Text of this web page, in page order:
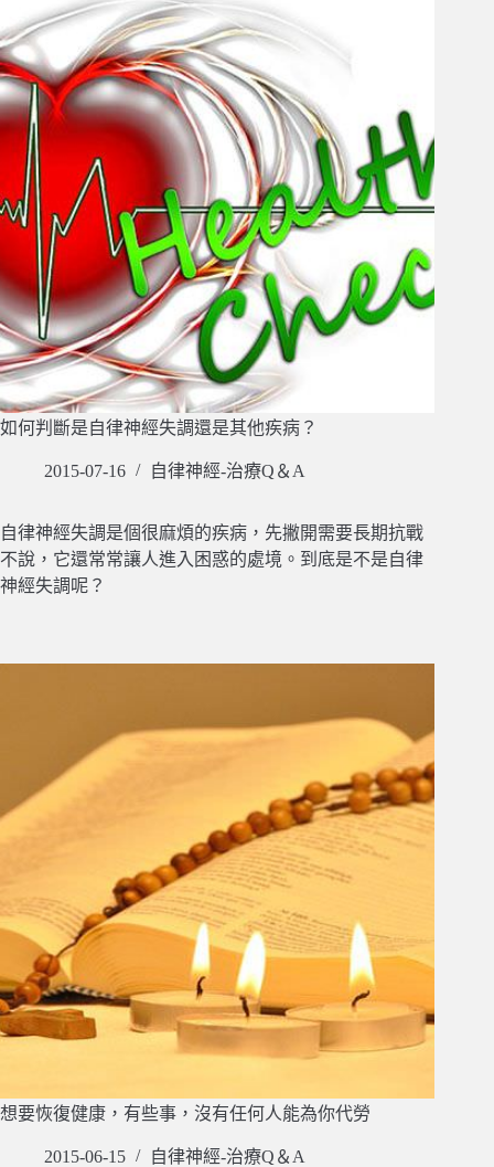
如何判斷是自律神經失調還是其他疾病？
2015-07-16 自律神經-治療Q＆A
自律神經失調是個很麻煩的疾病，先撇開需要長期抗戰
不說，它還常常讓人進入困惑的處境。到底是不是自律
神經失調呢？
想要恢復健康，有些事，沒有任何人能為你代勞
2015-06-15 自律神經-治療Q＆A